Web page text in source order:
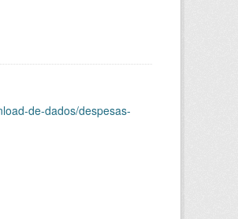
de-dados/despesas-